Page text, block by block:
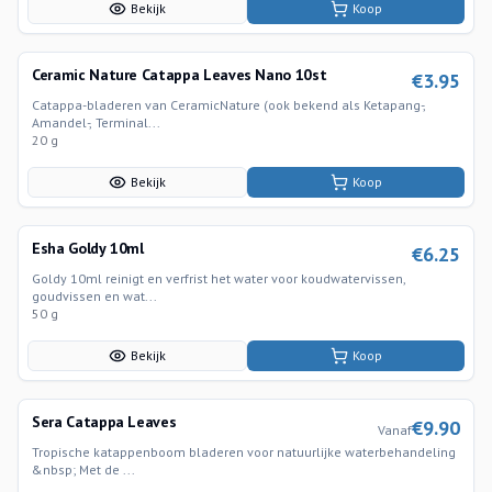
Bekijk Koop
Ceramic Nature Catappa Leaves Nano 10st €3.95
Catappa-bladeren van CeramicNature (ook bekend als Ketapang-,
Amandel-, Terminal...
20 g
Bekijk Koop
Esha Goldy 10ml €6.25
Goldy 10ml reinigt en verfrist het water voor koudwatervissen,
goudvissen en wat...
50 g
Bekijk Koop
Sera Catappa Leaves Vanaf€9.90
Tropische katappenboom bladeren voor natuurlijke waterbehandeling
&nbsp; Met de ...